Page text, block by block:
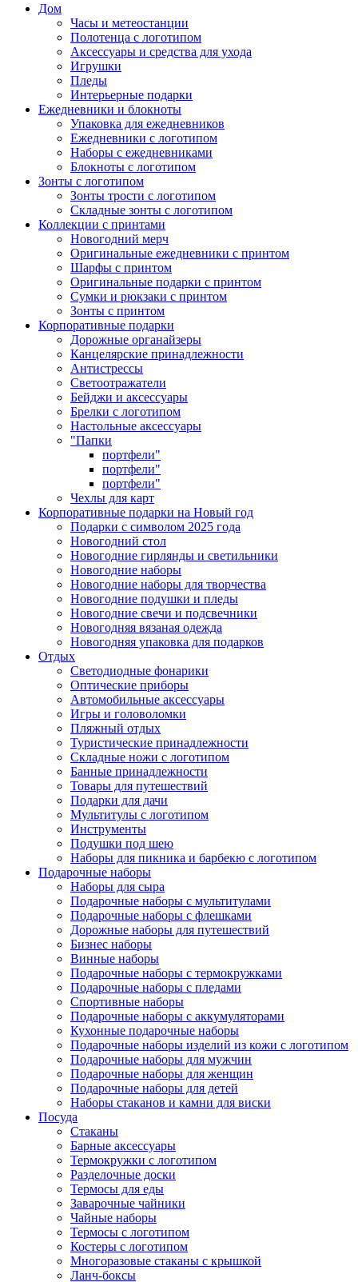
Дом
Часы и метеостанции
Полотенца с логотипом
Аксессуары и средства для ухода
Игрушки
Пледы
Интерьерные подарки
Ежедневники и блокноты
Упаковка для ежедневников
Ежедневники с логотипом
Наборы с ежедневниками
Блокноты с логотипом
Зонты с логотипом
Зонты трости с логотипом
Складные зонты с логотипом
Коллекции с принтами
Новогодний мерч
Оригинальные ежедневники с принтом
Шарфы с принтом
Оригинальные подарки с принтом
Сумки и рюкзаки с принтом
Зонты с принтом
Корпоративные подарки
Дорожные органайзеры
Канцелярские принадлежности
Антистрессы
Светоотражатели
Бейджи и аксессуары
Брелки с логотипом
Настольные аксессуары
"Папки
портфели"
портфели"
портфели"
Чехлы для карт
Корпоративные подарки на Новый год
Подарки с символом 2025 года
Новогодний стол
Новогодние гирлянды и светильники
Новогодние наборы
Новогодние наборы для творчества
Новогодние подушки и пледы
Новогодние свечи и подсвечники
Новогодняя вязаная одежда
Новогодняя упаковка для подарков
Отдых
Светодиодные фонарики
Оптические приборы
Автомобильные аксессуары
Игры и головоломки
Пляжный отдых
Туристические принадлежности
Складные ножи с логотипом
Банные принадлежности
Товары для путешествий
Подарки для дачи
Мультитулы с логотипом
Инструменты
Подушки под шею
Наборы для пикника и барбекю с логотипом
Подарочные наборы
Наборы для сыра
Подарочные наборы с мультитулами
Подарочные наборы с флешками
Дорожные наборы для путешествий
Бизнес наборы
Винные наборы
Подарочные наборы с термокружками
Подарочные наборы с пледами
Спортивные наборы
Подарочные наборы с аккумуляторами
Кухонные подарочные наборы
Подарочные наборы изделий из кожи с логотипом
Подарочные наборы для мужчин
Подарочные наборы для женщин
Подарочные наборы для детей
Наборы стаканов и камни для виски
Посуда
Стаканы
Барные аксессуары
Термокружки с логотипом
Разделочные доски
Термосы для еды
Заварочные чайники
Чайные наборы
Термосы с логотипом
Костеры с логотипом
Многоразовые стаканы с крышкой
Ланч-боксы